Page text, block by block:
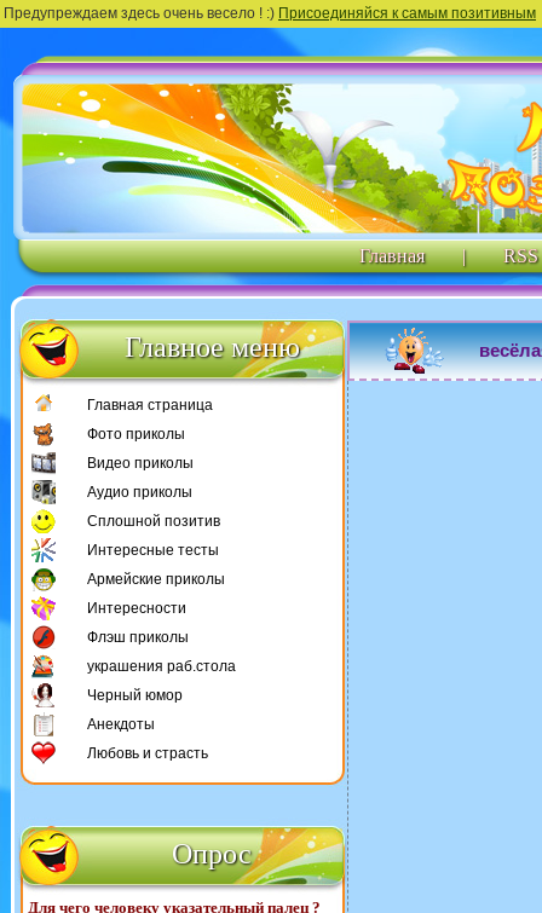
Предупреждаем здесь очень весело ! :) Присоединяйся к самым позитивным
Главная | RSS
Главное меню
Главная страница
Фото приколы
Видео приколы
Аудио приколы
Сплошной позитив
Интересные тесты
Армейские приколы
Интересности
Флэш приколы
украшения раб.стола
Черный юмор
Анекдоты
Любовь и страсть
Опрос
Для чего человеку указательный палец ?